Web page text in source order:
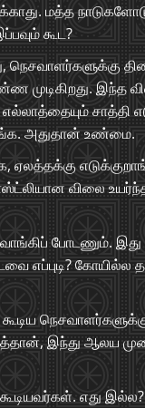
மத்த
கூட?
முடிகிறது. இந்த
சாத்தி
அதுதான் உண்மை.
ஏலத்தக்கு
விலை
போடணும். இது
எப்புடி? கோயில்ல
இந்து ஆலய
எது